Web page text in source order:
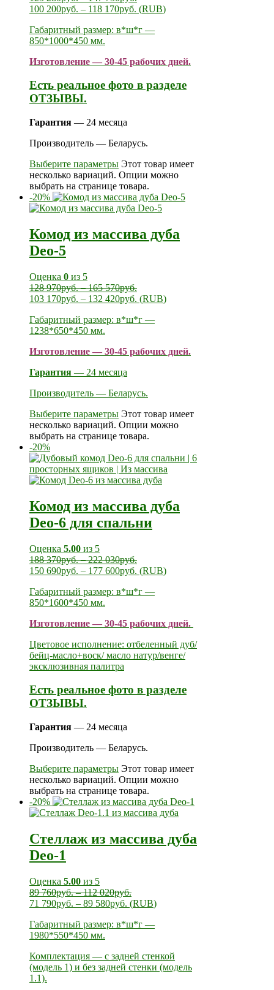
100 200руб. – 118 170руб. (RUB)
Габаритный размер: в*ш*г —
850*1000*450 мм.
Изготовление — 30-45 рабочих дней.
Есть реальное фото в разделе
ОТЗЫВЫ.
Гарантия — 24 месяца
Производитель — Беларусь.
Выберите параметры Этот товар имеет
несколько вариаций. Опции можно
выбрать на странице товара.
-20%
Комод из массива дуба
Deo-5
Оценка 0 из 5
128 970руб.–165 570руб.
103 170руб. – 132 420руб. (RUB)
Габаритный размер: в*ш*г —
1238*650*450 мм.
Изготовление — 30-45 рабочих дней.
Гарантия — 24 месяца
Производитель — Беларусь.
Выберите параметры Этот товар имеет
несколько вариаций. Опции можно
выбрать на странице товара.
-20%
Комод из массива дуба
Deo-6 для спальни
Оценка 5.00 из 5
188 370руб.–222 030руб.
150 690руб. – 177 600руб. (RUB)
Габаритный размер: в*ш*г —
850*1600*450 мм.
Изготовление — 30-45 рабочих дней.
Цветовое исполнение: отбеленный дуб/
бейц-масло+воск/ масло натур/венге/
эксклюзивная палитра
Есть реальное фото в разделе
ОТЗЫВЫ.
Гарантия — 24 месяца
Производитель — Беларусь.
Выберите параметры Этот товар имеет
несколько вариаций. Опции можно
выбрать на странице товара.
-20%
Стеллаж из массива дуба
Deo-1
Оценка 5.00 из 5
89 760руб.–112 020руб.
71 790руб. – 89 580руб. (RUB)
Габаритный размер: в*ш*г —
1980*550*450 мм.
Комплектация — с задней стенкой
(модель 1) и без задней стенки (модель
1.1).